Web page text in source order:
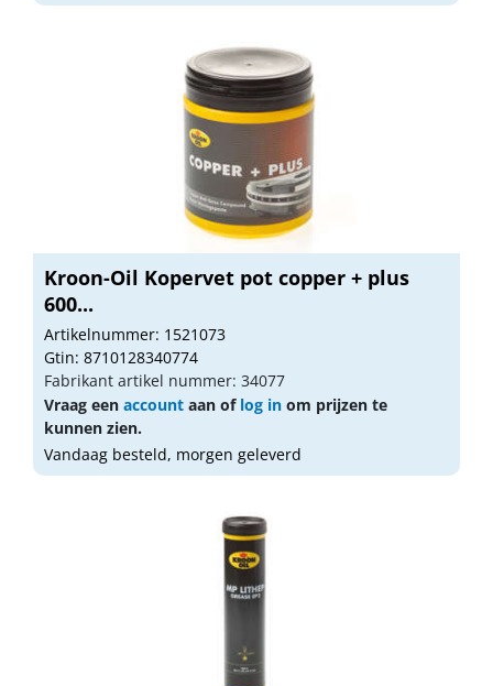
Kroon-Oil Kopervet pot copper + plus
600...
Artikelnummer: 1521073
Gtin: 8710128340774
Fabrikant artikel nummer: 34077
Vraag een account aan of log in om prijzen te
kunnen zien.
Vandaag besteld, morgen geleverd